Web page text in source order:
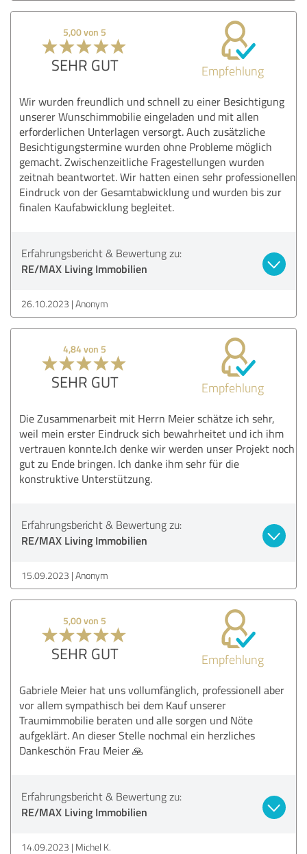
5,00 von 5
SEHR GUT Empfehlung
Wir wurden freundlich und schnell zu einer Besichtigung
unserer Wunschimmobilie eingeladen und mit allen
erforderlichen Unterlagen versorgt. Auch zusätzliche
Besichtigungstermine wurden ohne Probleme möglich
gemacht. Zwischenzeitliche Fragestellungen wurden
zeitnah beantwortet. Wir hatten einen sehr professionellen
Eindruck von der Gesamtabwicklung und wurden bis zur
finalen Kaufabwicklung begleitet.
Erfahrungsbericht & Bewertung zu:
RE/MAX Living Immobilien
26.10.2023 Anonym
4,84 von 5
SEHR GUT Empfehlung
Die Zusammenarbeit mit Herrn Meier schätze ich sehr,
weil mein erster Eindruck sich bewahrheitet und ich ihm
vertrauen konnte.Ich denke wir werden unser Projekt noch
gut zu Ende bringen. Ich danke ihm sehr für die
konstruktive Unterstützung.
Erfahrungsbericht & Bewertung zu:
RE/MAX Living Immobilien
15.09.2023 Anonym
5,00 von 5
SEHR GUT Empfehlung
Gabriele Meier hat uns vollumfänglich, professionell aber
vor allem sympathisch bei dem Kauf unserer
Traumimmobilie beraten und alle sorgen und Nöte
aufgeklärt. An dieser Stelle nochmal ein herzliches
Dankeschön Frau Meier 🙏
Erfahrungsbericht & Bewertung zu:
RE/MAX Living Immobilien
14.09.2023 Michel K.